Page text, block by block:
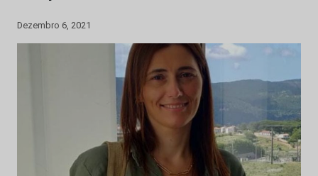
Dezembro 6, 2021